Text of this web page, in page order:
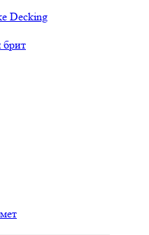
Decking
брит